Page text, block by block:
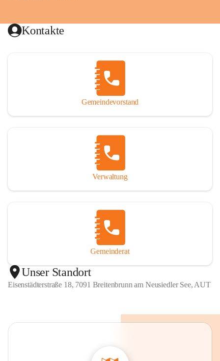
Kontakte
Gemeindevorstand
Verwaltung
Gemeinderat
Unser Standort
Eisenstädterstraße 18, 7091 Breitenbrunn am Neusiedler See, AUT